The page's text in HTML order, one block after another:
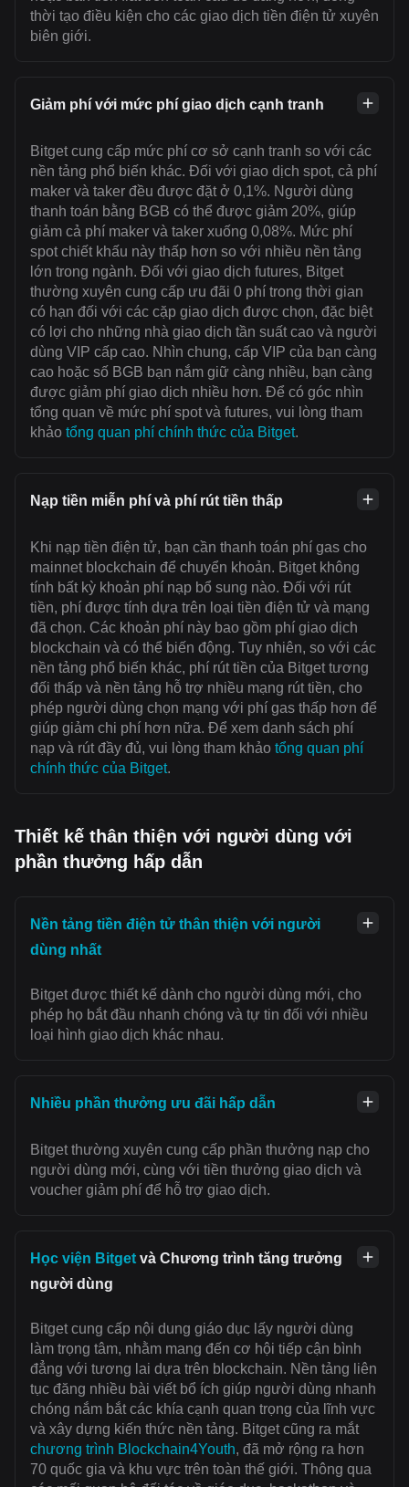
thời tạo điều kiện cho các giao dịch tiền điện tử xuyên
biên giới.
Giảm phí với mức phí giao dịch cạnh tranh
Bitget cung cấp mức phí cơ sở cạnh tranh so với các
nền tảng phổ biến khác. Đối với giao dịch spot, cả phí
maker và taker đều được đặt ở 0,1%. Người dùng
thanh toán bằng BGB có thể được giảm 20%, giúp
giảm cả phí maker và taker xuống 0,08%. Mức phí
spot chiết khấu này thấp hơn so với nhiều nền tảng
lớn trong ngành. Đối với giao dịch futures, Bitget
thường xuyên cung cấp ưu đãi 0 phí trong thời gian
có hạn đối với các cặp giao dịch được chọn, đặc biệt
có lợi cho những nhà giao dịch tần suất cao và người
dùng VIP cấp cao. Nhìn chung, cấp VIP của bạn càng
cao hoặc số BGB bạn nắm giữ càng nhiều, bạn càng
được giảm phí giao dịch nhiều hơn. Để có góc nhìn
tổng quan về mức phí spot và futures, vui lòng tham
khảo tổng quan phí chính thức của Bitget.
Nạp tiền miễn phí và phí rút tiền thấp
Khi nạp tiền điện tử, bạn cần thanh toán ‌phí gas cho
mainnet blockchain để chuyển khoản. Bitget không
tính bất kỳ khoản phí nạp bổ sung nào. Đối với rút
tiền, phí được tính dựa trên loại tiền điện tử và mạng
đã chọn. Các khoản phí này bao gồm phí giao dịch
blockchain và có thể biến động. Tuy nhiên, so với các
nền tảng phổ biến khác, phí rút tiền của Bitget tương
đối thấp và nền tảng hỗ trợ nhiều mạng rút tiền, cho
phép người dùng chọn mạng với ‌phí gas thấp hơn để
giúp giảm chi phí hơn nữa. Để xem danh sách phí
nạp và rút đầy đủ, vui lòng tham khảo tổng quan phí
chính thức của Bitget.
Thiết kế thân thiện với người dùng với
phần thưởng hấp dẫn
Nền tảng tiền điện tử thân thiện với người
dùng nhất
Bitget được thiết kế dành cho người dùng mới, cho
phép họ bắt đầu nhanh chóng và tự tin đối với nhiều
loại hình giao dịch khác nhau.
Nhiều phần thưởng ưu đãi hấp dẫn
Bitget thường xuyên cung cấp phần thưởng nạp cho
người dùng mới, cùng với tiền thưởng giao dịch và
voucher giảm phí để hỗ trợ giao dịch.
Học viện Bitget và Chương trình tăng trưởng
người dùng
Bitget cung cấp nội dung giáo dục lấy người dùng
làm trọng tâm, nhằm mang đến cơ hội tiếp cận bình
đẳng với tương lai dựa trên blockchain. Nền tảng liên
tục đăng nhiều bài viết bổ ích giúp người dùng nhanh
chóng nắm bắt các khía cạnh quan trọng của lĩnh vực
và xây dựng kiến thức nền tảng. Bitget cũng ra mắt
chương trình Blockchain4Youth, đã mở rộng ra hơn
70 quốc gia và khu vực trên toàn thế giới. Thông qua